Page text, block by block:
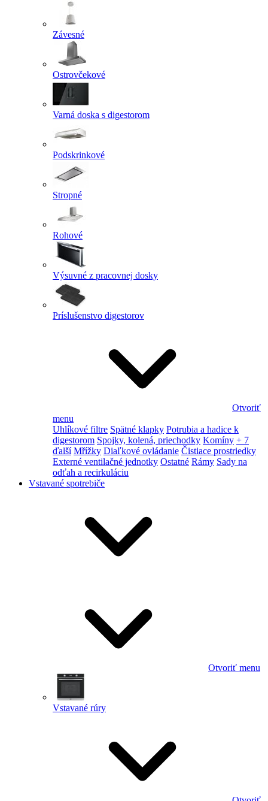
Závesné
Ostrovčekové
Varná doska s digestorom
Podskrinkové
Stropné
Rohové
Výsuvné z pracovnej dosky
Príslušenstvo digestorov
Otvoriť
menu
Uhlíkové filtre Spätné klapky Potrubia a hadice k
digestorom Spojky, kolená, priechodky Komíny + 7
ďalší Mřížky Diaľkové ovládanie Čistiace prostriedky
Externé ventilačné jednotky Ostatné Rámy Sady na
odťah a recirkuláciu
Vstavané spotrebiče
Otvoriť menu
Vstavané rúry